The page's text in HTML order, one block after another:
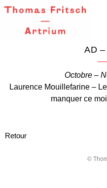
AD
Octobre –
Laurence Mouillefarine –
manquer ce
Retour
©